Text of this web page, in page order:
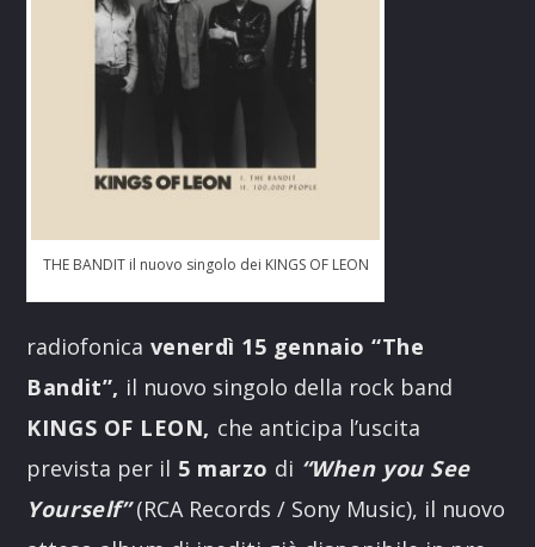
THE BANDIT il nuovo singolo dei KINGS OF LEON
radiofonica venerdì 15 gennaio “The
Bandit”, il nuovo singolo della rock band
KINGS OF LEON, che anticipa l’uscita
prevista per il 5 marzo di “When you See
Yourself”(RCA Records / Sony Music), il nuovo